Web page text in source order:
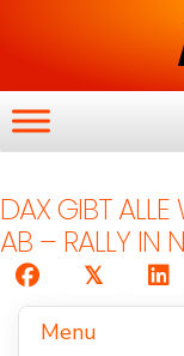
DAX GIBT
AB – RALLY IN
𝕏
Menu